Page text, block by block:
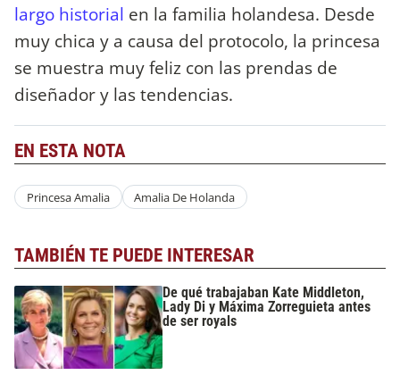
largo historial en la familia holandesa. Desde
muy chica y a causa del protocolo, la princesa
se muestra muy feliz con las prendas de
diseñador y las tendencias.
EN ESTA NOTA
Princesa Amalia Amalia De Holanda
TAMBIÉN TE PUEDE INTERESAR
De qué trabajaban Kate Middleton,
Lady Di y Máxima Zorreguieta antes
de ser royals